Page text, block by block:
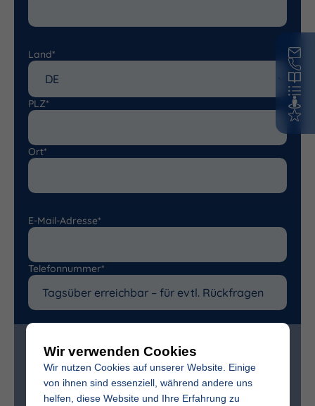
Land*
PLZ*
Ort*
E-Mail-Adresse*
Telefonnummer*
Zur bestmöglichen Vorbereitung benötigen wir
folgende (freiwillige) Angaben:
Vollständiger Name des Verstorbenen
Wir verwenden Cookies
Wir nutzen Cookies auf unserer Website. Einige
von ihnen sind essenziell, während andere uns
helfen, diese Website und Ihre Erfahrung zu